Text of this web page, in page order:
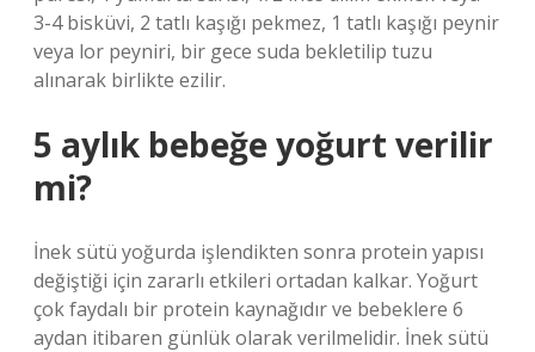
3-4 bisküvi, 2 tatlı kaşığı pekmez, 1 tatlı kaşığı peynir
veya lor peyniri, bir gece suda bekletilip tuzu
alınarak birlikte ezilir.
5 aylık bebeğe yoğurt verilir
mi?
İnek sütü yoğurda işlendikten sonra protein yapısı
değiştiği için zararlı etkileri ortadan kalkar. Yoğurt
çok faydalı bir protein kaynağıdır ve bebeklere 6
aydan itibaren günlük olarak verilmelidir. İnek sütü